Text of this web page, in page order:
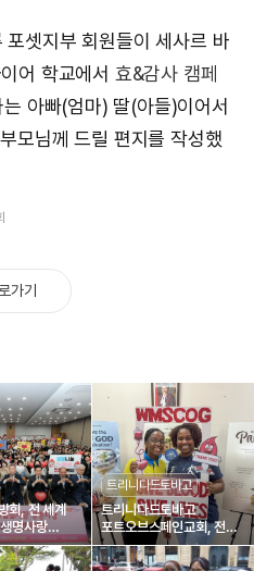
포셋지부 회원들이 세사르 바
어 학교에서 효&감사 캠페
아빠(엄마) 딸(아들)이어서
모님께 드릴 편지를 작성했
가기
회, 전 세계
명사랑
혈릴레이
트리니다드토바고
트리니다드토바고
포트오브스페인교회, 전
세계 유월절사랑 생명사랑
제1804차 헌혈릴레이